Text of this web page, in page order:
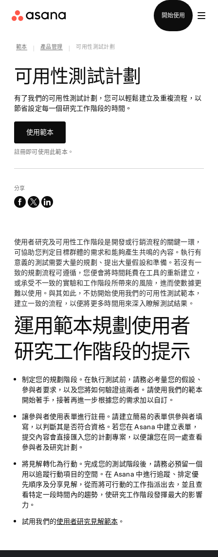
開始使用
範本 產品管理 可用性測試計劃
可用性測試計劃
有了我們的可用性測試計劃，您可以輕鬆建立及重複流程，以
節省設定每一個研究工作階段的時間。
使用範本
註冊即可使用此範本。
分享
facebook
x-
linkedin
使用者研究及可用性工作階段是開發或行銷流程的關鍵一環，
可協助您判定目標群體的需求和能夠產生共鳴的內容。執行有
意義的測試需要大量的規劃、提出大量假設和準備。若沒有一
致的規劃流程可遵循，您便會將時間耗費在工具的重新建立，
或承受不一致的實驗和工作階段所帶來的風險，進而使數據更
難以使用。與其如此，不妨開始使用我們的可用性測試範本，
建立一致的流程，以便將更多時間用來深入瞭解測試結果。
運用範本規劃使用者
研究工作階段的提示
制定您的規劃階段。在執行測試前，請務必考量您的假設、
參與者要求，以及您將如何驗證這兩者。請使用我們的範本
開始著手，接著再進一步根據您的需求加以自訂。
讓參與者使用表單進行註冊。請建立簡易的表單供參與者填
寫，以判斷其是否符合資格。若您在 Asana 中建立表單，
提交內容會直接匯入您的計劃專案，以便讓您在同一處查看
參與者及研究計劃。
將見解轉化為行動。完成您的測試階段後，請務必預留一個
用以追蹤行動項目的空間。在 Asana 中進行追蹤、排定優
先順序及分享見解，從而將可行動的工作指派出去，並且查
看特定一段時間內的趨勢，使研究工作階段發揮最大的影響
力。
試用我們的使用者研究見解範本 。